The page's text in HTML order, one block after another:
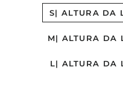
S| ALTURA DA
M| ALTURA DA
L| ALTURA DA